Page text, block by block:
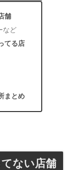
舗
など
てる店
まとめ
ない店舗